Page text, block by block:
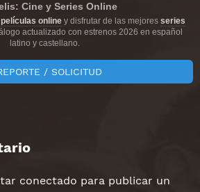
Cine y Series Online
onliney disfrutar de las mejores series
actualizado con estrenos 2026 en español
latino y castellano.
/ SOLICITUD
conectado para publicar un